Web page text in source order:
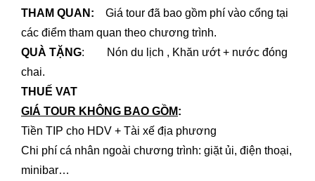
THAM QUAN : Giá tour đã bao gồm phí vào cổng tại
các điểm tham quan theo chương trình.
QUÀ TẶNG: Nón du lịch , Khăn ướt + nước đóng
chai.
THUẾ VAT
GIÁ TOUR KHÔNG BAO GỒM:
Tiền TIP cho HDV + Tài xế địa phương
Chi phí cá nhân ngoài chương trình: giặt ủi, điện thoại,
minibar…